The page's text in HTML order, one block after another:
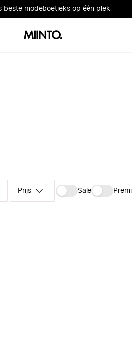
beste modeboetieks op één plek
Prijs Sale